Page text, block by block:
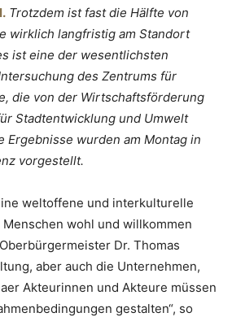
Trotzdem ist fast die Hälfte von
wirklich langfristig am Standort
ist eine der wesentlichsten
des Zentrums für
die von der Wirtschaftsförderung
Stadtentwicklung und Umwelt
Ergebnisse wurden am Montag in
vorgestellt.
weltoffene und interkulturelle
wohl und willkommen
Dr. Thomas
aber auch die Unternehmen,
Akteurinnen und Akteure müssen
gestalten“, so